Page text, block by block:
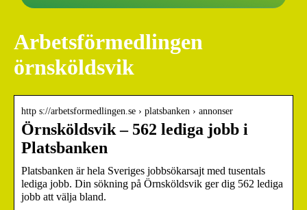
Arbetsförmedlingen
örnsköldsvik
http s://arbetsformedlingen.se › platsbanken › annonser
Örnsköldsvik – 562 lediga jobb i
Platsbanken
Platsbanken är hela Sveriges jobbsökarsajt med tusentals
lediga jobb. Din sökning på Örnsköldsvik ger dig 562 lediga
jobb att välja bland.